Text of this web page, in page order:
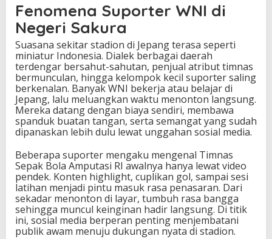
Fenomena Suporter WNI di
Negeri Sakura
Suasana sekitar stadion di Jepang terasa seperti
miniatur Indonesia. Dialek berbagai daerah
terdengar bersahut-sahutan, penjual atribut timnas
bermunculan, hingga kelompok kecil suporter saling
berkenalan. Banyak WNI bekerja atau belajar di
Jepang, lalu meluangkan waktu menonton langsung.
Mereka datang dengan biaya sendiri, membawa
spanduk buatan tangan, serta semangat yang sudah
dipanaskan lebih dulu lewat unggahan sosial media.
Beberapa suporter mengaku mengenal Timnas
Sepak Bola Amputasi RI awalnya hanya lewat video
pendek. Konten highlight, cuplikan gol, sampai sesi
latihan menjadi pintu masuk rasa penasaran. Dari
sekadar menonton di layar, tumbuh rasa bangga
sehingga muncul keinginan hadir langsung. Di titik
ini, sosial media berperan penting menjembatani
publik awam menuju dukungan nyata di stadion.